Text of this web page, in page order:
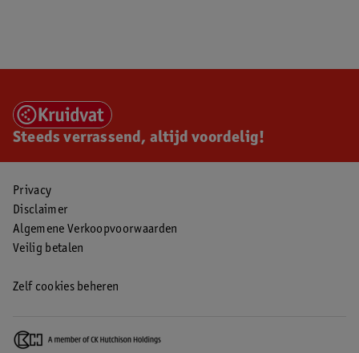
Steeds verrassend, altijd voordelig!
Privacy
Disclaimer
Algemene Verkoopvoorwaarden
Veilig betalen
Zelf cookies beheren